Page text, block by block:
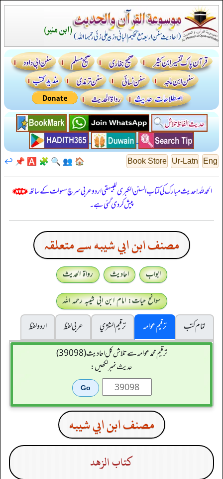
Eng
Ur-Latn
Book Store
🏠
👥
🔍
🧩
🅰️
📌
↩️
الحمدللہ! حدیث مبارک کی کتاب السنن الكبرى للبيهقي اردو عربی سرچ سہولت کے ساتھ
پیش کر دی گئی ہے۔
مصنف ابن ابي شيبه سے متعلقہ
ابواب احادیث
رواۃ الحدیث
سوانح حیات: امام ابن ابی شیبہ رحمہ اللہ
تمام کتب
ترقیم عوامہ ترقيم الشژي عربی لفظ
اردو لفظ
ترقیم محمدعوامہ سے تلاش کل احادیث (39098)
حدیث نمبر لکھیں:
مصنف ابن ابي شيبه
كتاب الزهد